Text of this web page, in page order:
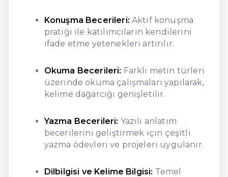
Konuşma Becerileri: Aktif konuşma
pratiği ile katılımcıların kendilerini
ifade etme yetenekleri artırılır.
Okuma Becerileri: Farklı metin türleri
üzerinde okuma çalışmaları yapılarak,
kelime dağarcığı genişletilir.
Yazma Becerileri: Yazılı anlatım
becerilerini geliştirmek için çeşitli
yazma ödevleri ve projeleri uygulanır.
Dilbilgisi ve Kelime Bilgisi: Temel